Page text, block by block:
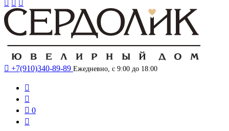
  
 +7(910)340-89-89 Ежедневно, с 9:00 до 18:00


 0
